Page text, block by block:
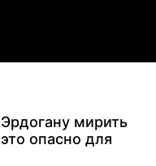
мирить
опасно для